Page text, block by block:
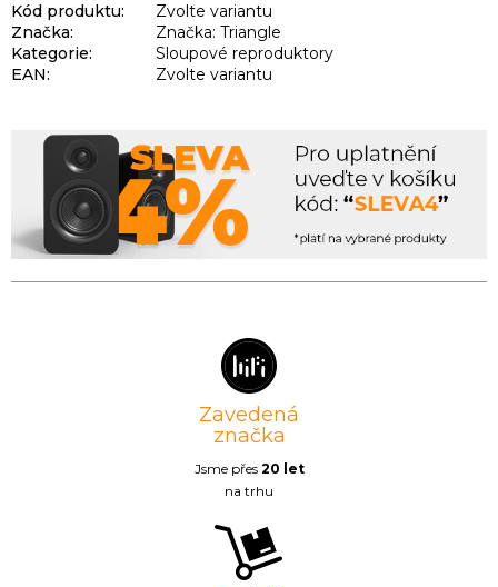
Kód produktu:
Zvolte variantu
Značka:
Značka: Triangle
Kategorie:
Sloupové reproduktory
EAN: Zvolte variantu
Zavedená
značka
Jsme přes 20 let
na trhu